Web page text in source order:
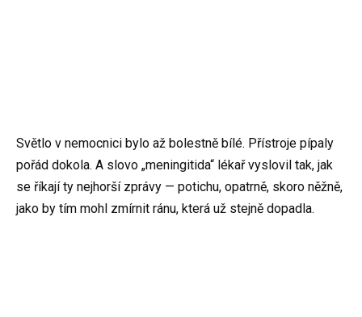
Světlo v nemocnici bylo až bolestně bílé. Přístroje pípaly
pořád dokola. A slovo „meningitida“ lékař vyslovil tak, jak
se říkají ty nejhorší zprávy — potichu, opatrně, skoro něžně,
jako by tím mohl zmírnit ránu, která už stejně dopadla.